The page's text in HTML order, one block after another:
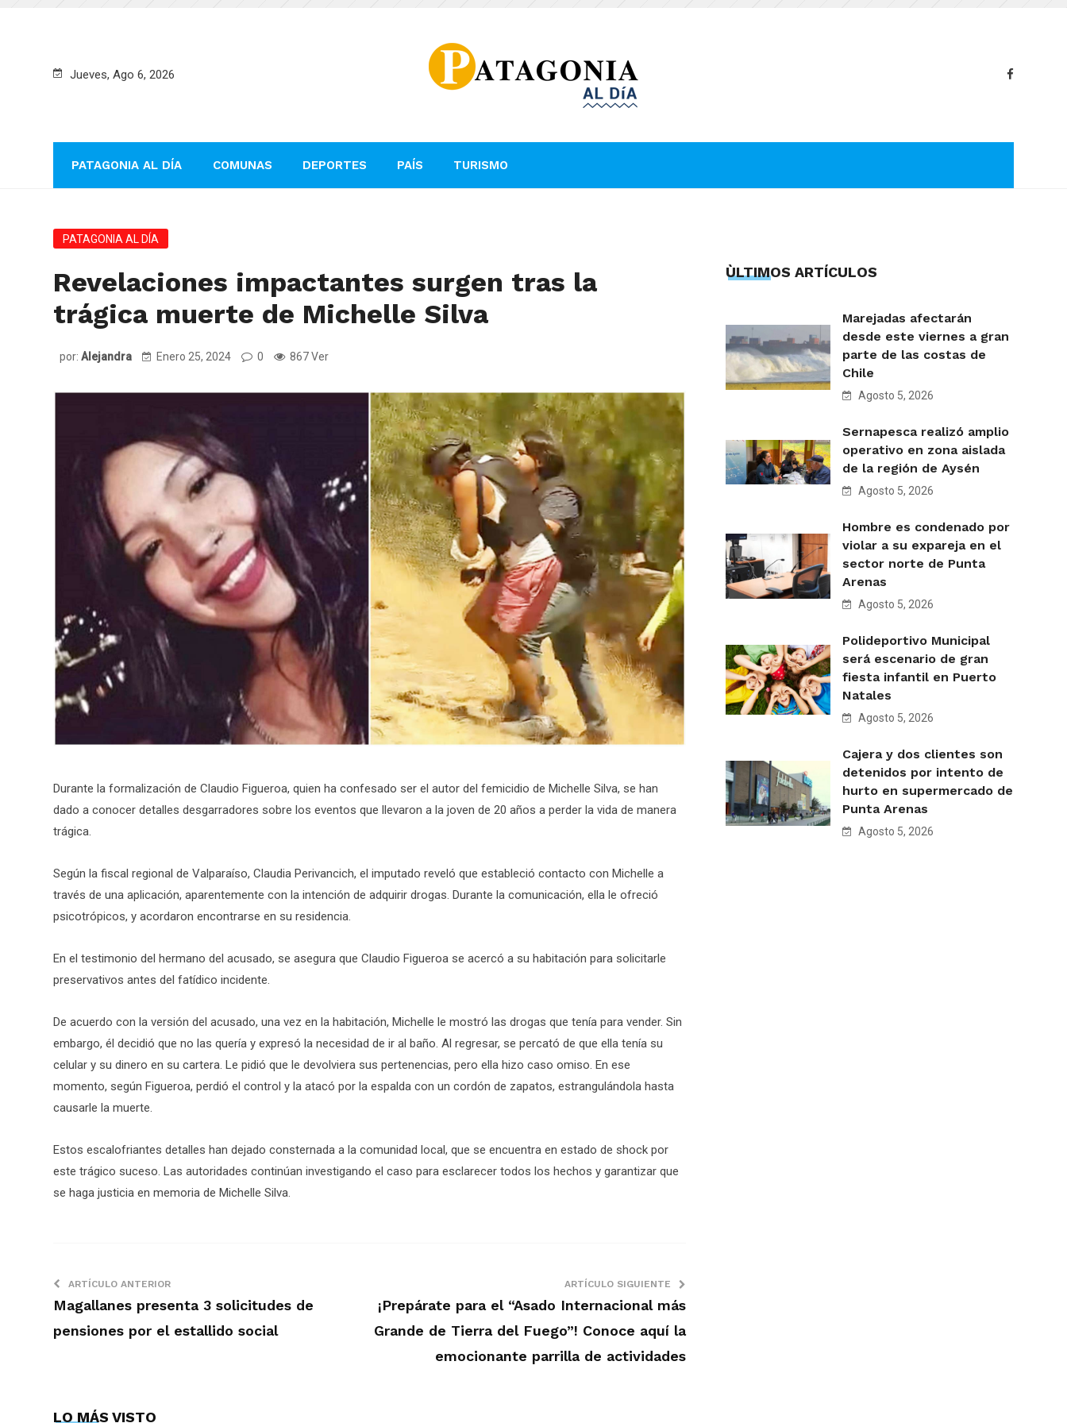
Jueves, Ago 6, 2026
PATAGONIA AL DÍA COMUNAS DEPORTES PAÍS TURISMO
PATAGONIA AL DÍA
Revelaciones impactantes surgen tras la
trágica muerte de Michelle Silva
por: Alejandra Enero 25, 2024 0 867 Ver
Durante la formalización de Claudio Figueroa, quien ha confesado ser el autor del femicidio de Michelle Silva, se han
dado a conocer detalles desgarradores sobre los eventos que llevaron a la joven de 20 años a perder la vida de manera
trágica.
Según la fiscal regional de Valparaíso, Claudia Perivancich, el imputado reveló que estableció contacto con Michelle a
través de una aplicación, aparentemente con la intención de adquirir drogas. Durante la comunicación, ella le ofreció
psicotrópicos, y acordaron encontrarse en su residencia.
En el testimonio del hermano del acusado, se asegura que Claudio Figueroa se acercó a su habitación para solicitarle
preservativos antes del fatídico incidente.
De acuerdo con la versión del acusado, una vez en la habitación, Michelle le mostró las drogas que tenía para vender. Sin
embargo, él decidió que no las quería y expresó la necesidad de ir al baño. Al regresar, se percató de que ella tenía su
celular y su dinero en su cartera. Le pidió que le devolviera sus pertenencias, pero ella hizo caso omiso. En ese
momento, según Figueroa, perdió el control y la atacó por la espalda con un cordón de zapatos, estrangulándola hasta
causarle la muerte.
Estos escalofriantes detalles han dejado consternada a la comunidad local, que se encuentra en estado de shock por
este trágico suceso. Las autoridades continúan investigando el caso para esclarecer todos los hechos y garantizar que
se haga justicia en memoria de Michelle Silva.
ARTÍCULO ANTERIOR
Magallanes presenta 3 solicitudes de
pensiones por el estallido social
ARTÍCULO SIGUIENTE
¡Prepárate para el “Asado Internacional más
Grande de Tierra del Fuego”! Conoce aquí la
emocionante parrilla de actividades
LO MÁS VISTO
ÙLTIMOS ARTÍCULOS
Marejadas afectarán
desde este viernes a gran
parte de las costas de
Chile
Agosto 5, 2026
Sernapesca realizó amplio
operativo en zona aislada
de la región de Aysén
Agosto 5, 2026
Hombre es condenado por
violar a su expareja en el
sector norte de Punta
Arenas
Agosto 5, 2026
Polideportivo Municipal
será escenario de gran
fiesta infantil en Puerto
Natales
Agosto 5, 2026
Cajera y dos clientes son
detenidos por intento de
hurto en supermercado de
Punta Arenas
Agosto 5, 2026